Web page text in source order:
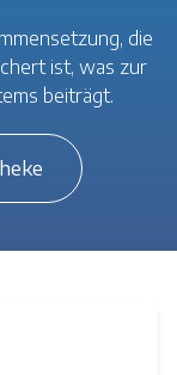
die
ist, was zur
beiträgt.